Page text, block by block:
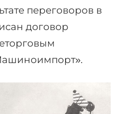
переговоров в
договор